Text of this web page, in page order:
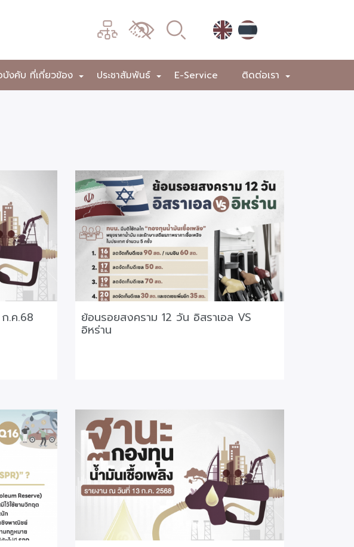
เมนู
เปลี่ยน
ผล
+
บังคับ ที่เกี่ยวข้อง +
ประชาสัมพันธ์ E-Service +
ติดต่อเรา
.ค.68 ย้อนรอยสงคราม 12 วัน อิสราเอล VS
อิหร่าน